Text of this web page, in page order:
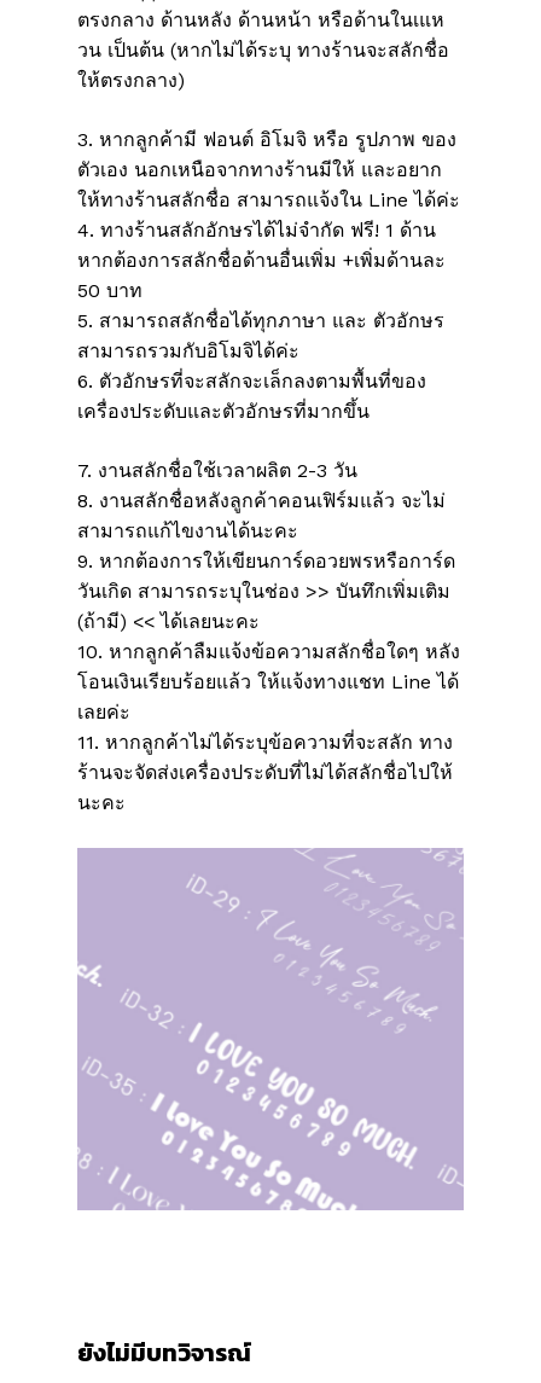
ตรงกลาง ด้านหลัง ด้านหน้า หรือด้านในเแห
วน เป็นต้น (หากไม่ได้ระบุ ทางร้านจะสลักชื่อ
ให้ตรงกลาง)
3. หากลูกค้ามี ฟอนต์ อิโมจิ หรือ รูปภาพ ของ
ตัวเอง นอกเหนือจากทางร้านมีให้ และอยาก
ให้ทางร้านสลักชื่อ สามารถแจ้งใน Line ได้ค่ะ
4. ทางร้านสลักอักษรได้ไม่จำกัด ฟรี! 1 ด้าน
หากต้องการสลักชื่อด้านอื่นเพิ่ม +เพิ่มด้านละ
50 บาท
5. สามารถสลักชื่อได้ทุกภาษา และ ตัวอักษร
สามารถรวมกับอิโมจิได้ค่ะ
6. ตัวอักษรที่จะสลักจะเล็กลงตามพื้นที่ของ
เครื่องประดับและตัวอักษรที่มากขึ้น
7. งานสลักชื่อใช้เวลาผลิต 2-3 วัน
8. งานสลักชื่อหลังลูกค้าคอนเฟิร์มแล้ว จะไม่
สามารถแก้ไขงานได้นะคะ
9. หากต้องการให้เขียนการ์ดอวยพรหรือการ์ด
วันเกิด สามารถระบุในช่อง >> บันทึกเพิ่มเติม
(ถ้ามี) << ได้เลยนะคะ
10. หากลูกค้าลืมแจ้งข้อความสลักชื่อใดๆ หลัง
โอนเงินเรียบร้อยแล้ว ให้แจ้งทางแชท Line ได้
เลยค่ะ
11. หากลูกค้าไม่ได้ระบุข้อความที่จะสลัก ทาง
ร้านจะจัดส่งเครื่องประดับที่ไม่ได้สลักชื่อไปให้
นะคะ
ยังไม่มีบทวิจารณ์